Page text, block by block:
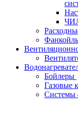
Бойлеры
Газовые
Системы